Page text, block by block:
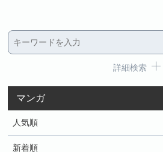
原点が、そこにあった
下「第十九話 恋心」「
十一話 恋吹雪」「第二
二十三話 父と子」「
詳細検索
マンガ
人気順
新着順